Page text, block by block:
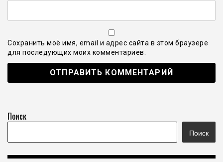
Сохранить моё имя, email и адрес сайта в этом браузере
для последующих моих комментариев.
Поиск
Поиск